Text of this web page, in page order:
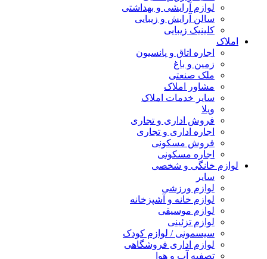
لوازم آرایشی و بهداشتی
سالن آرایش و زیبایی
کلینیک زیبایی
املاک
اجاره اتاق و پانسیون
زمین و باغ
ملک صنعتی
مشاور املاک
سایر خدمات املاک
ویلا
فروش اداری و تجاری
اجاره اداری و تجاری
فروش مسکونی
اجاره مسکونی
لوازم خانگی و شخصی
سایر
لوازم ورزشی
لوازم خانه و آشپزخانه
لوازم موسیقی
لوازم تزئینی
سیسمونی / لوازم کودک
لوازم اداری فروشگاهی
تصفیه آب و هوا